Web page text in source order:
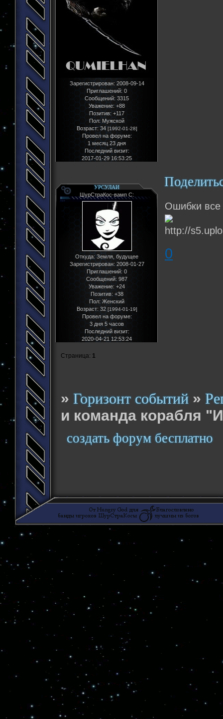
Зарегистрирован: 2008-09-14
Приглашений: 0
Сообщений: 3315
Уважение: +88
Позитив: +117
Пол: Мужской
Возраст: 34 [1992-01-28]
Провел на форуме:
1 месяц 23 дня
Последний визит:
2017-01-29 16:53:25
УРСУЛАИ
ШурСтраКос-вамп С:
Откуда: Земля, будущее
Зарегистрирован: 2008-01-27
Приглашений: 0
Сообщений: 987
Уважение: +24
Позитив: +38
Пол: Женский
Возраст: 32 [1994-01-19]
Провел на форуме:
3 дня 5 часов
Последний визит:
2020-04-21 12:53:24
Ошибки
0
Страница: 1
»Горизонт событий »
и команда корабля
создать форум бесплатно